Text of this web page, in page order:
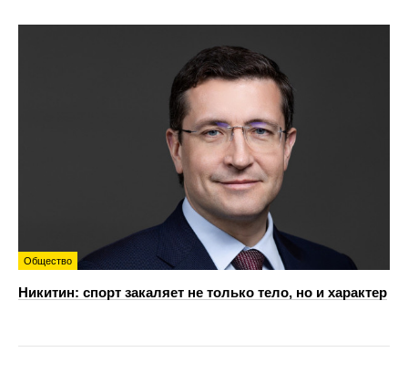
Общество
Никитин: спорт закаляет не только тело, но и характер